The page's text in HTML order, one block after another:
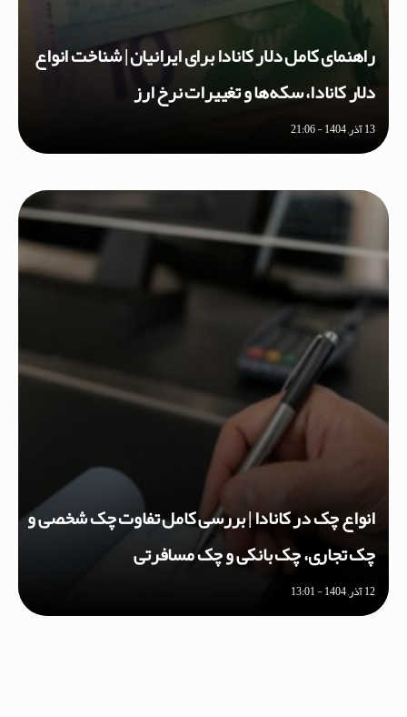
راهنمای کامل دلار کانادا برای ایرانیان | شناخت انواع
دلار کانادا، سکه‌ها و تغییرات نرخ ارز
13 آذر, 1404 - 21:06
انواع چک در کانادا | بررسی کامل تفاوت چک شخصی و
چک تجاری، چک بانکی و چک مسافرتی
12 آذر, 1404 - 13:01